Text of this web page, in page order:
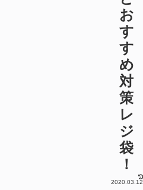
お
す
す
め
対
策
レ
ジ
袋
！
2020.03.12